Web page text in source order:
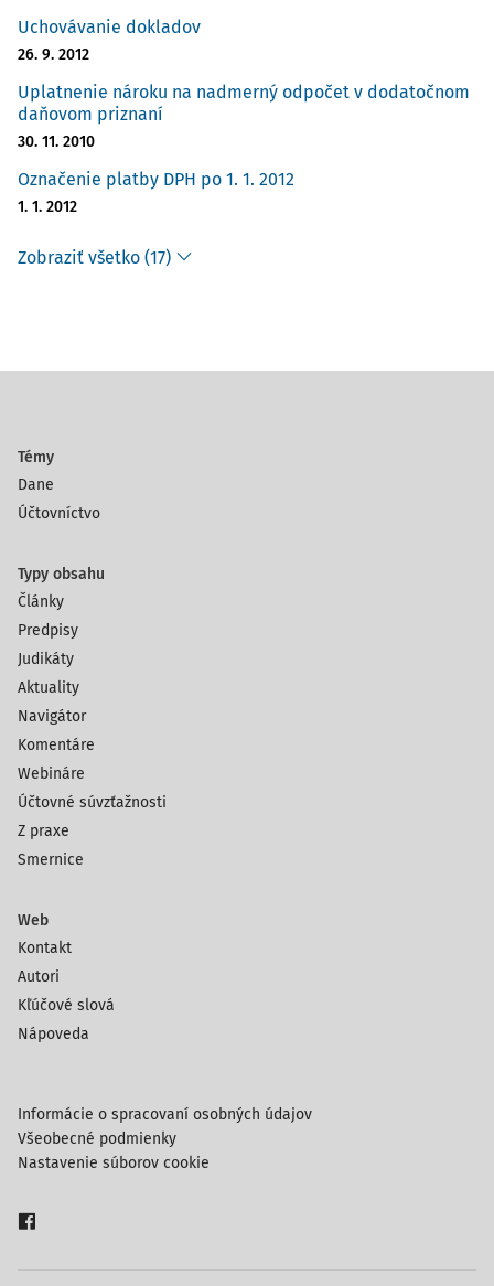
Uchovávanie dokladov
26. 9. 2012
Uplatnenie nároku na nadmerný odpočet v dodatočnom
daňovom priznaní
30. 11. 2010
Označenie platby DPH po 1. 1. 2012
1. 1. 2012
Zobraziť všetko (17)
Témy
Dane
Účtovníctvo
Typy obsahu
Články
Predpisy
Judikáty
Aktuality
Navigátor
Komentáre
Webináre
Účtovné súvzťažnosti
Z praxe
Smernice
Web
Kontakt
Autori
Kľúčové slová
Nápoveda
Informácie o spracovaní osobných údajov
Všeobecné podmienky
Nastavenie súborov cookie